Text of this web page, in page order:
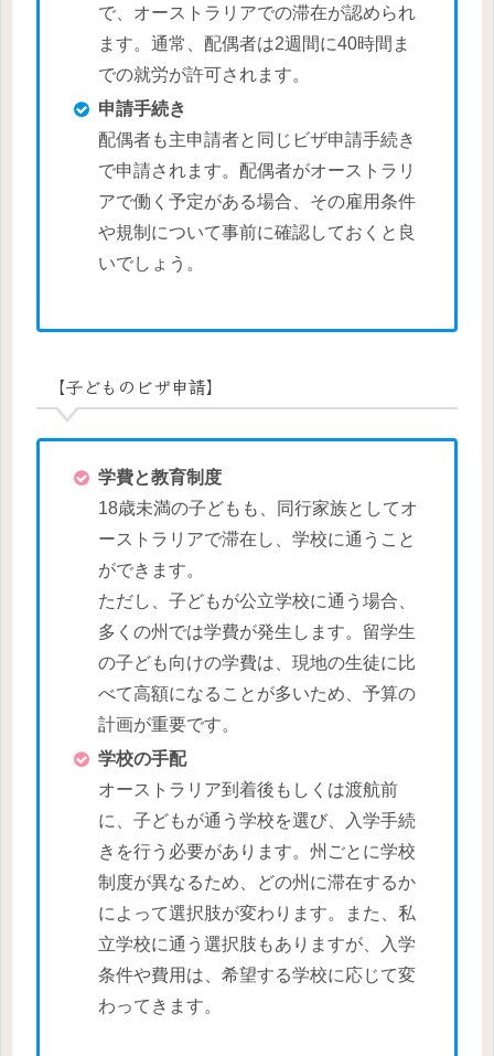
で、オーストラリアでの滞在が認められ
ます。通常、配偶者は2週間に40時間ま
での就労が許可されます。
申請手続き
配偶者も主申請者と同じビザ申請手続き
で申請されます。配偶者がオーストラリ
アで働く予定がある場合、その雇用条件
や規制について事前に確認しておくと良
いでしょう。
【子どものビザ申請】
学費と教育制度
18歳未満の子どもも、同行家族としてオ
ーストラリアで滞在し、学校に通うこと
ができます。
ただし、子どもが公立学校に通う場合、
多くの州では学費が発生します。留学生
の子ども向けの学費は、現地の生徒に比
べて高額になることが多いため、予算の
計画が重要です。
学校の手配
オーストラリア到着後もしくは渡航前
に、子どもが通う学校を選び、入学手続
きを行う必要があります。州ごとに学校
制度が異なるため、どの州に滞在するか
によって選択肢が変わります。また、私
立学校に通う選択肢もありますが、入学
条件や費用は、希望する学校に応じて変
わってきます。